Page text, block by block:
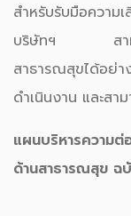
สำหรับรับมือความ
บริษัทฯ สามาร
สาธารณสุขได้อย่า
ดำเนินงาน และสา
แผนบริหารความ
ด้านสาธารณสุข ฉ